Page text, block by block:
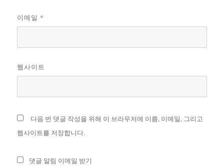
이메일 *
웹사이트
다음 번 댓글 작성을 위해 이 브라우저에 이름, 이메일, 그리고
웹사이트를 저장합니다.
댓글 알림 이메일 받기